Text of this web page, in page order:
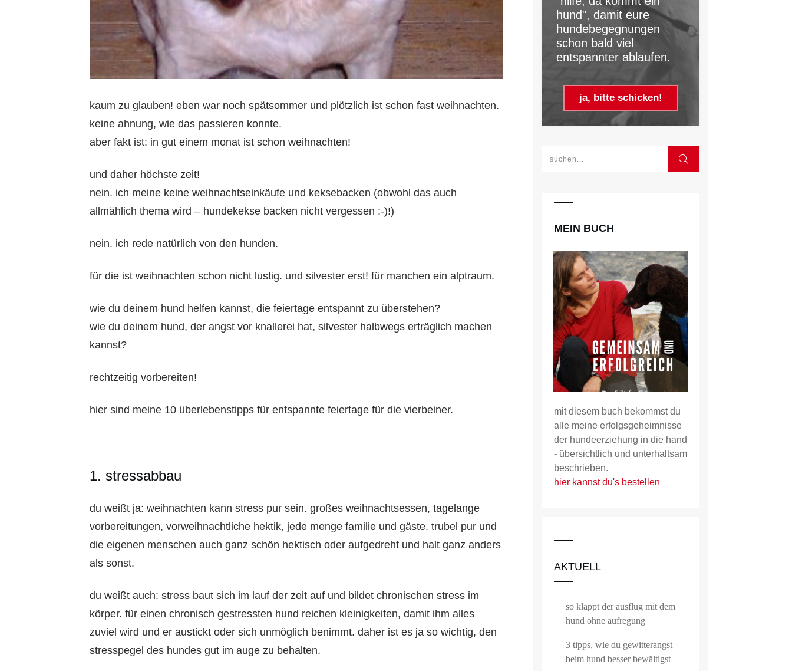
kaum zu glauben! eben war noch spätsommer und plötzlich ist schon fast weihnachten.
keine ahnung, wie das passieren konnte.
aber fakt ist: in gut einem monat ist schon weihnachten!
und daher höchste zeit!
nein. ich meine keine weihnachtseinkäufe und keksebacken (obwohl das auch
allmählich thema wird – hundekekse backen nicht vergessen :-)!)
nein. ich rede natürlich von den hunden.
für die ist weihnachten schon nicht lustig. und silvester erst! für manchen ein alptraum.
wie du deinem hund helfen kannst, die feiertage entspannt zu überstehen?
wie du deinem hund, der angst vor knallerei hat, silvester halbwegs erträglich machen
kannst?
rechtzeitig vorbereiten!
hier sind meine 10 überlebenstipps für entspannte feiertage für die vierbeiner.
1. stressabbau
du weißt ja: weihnachten kann stress pur sein. großes weihnachtsessen, tagelange
vorbereitungen, vorweihnachtliche hektik, jede menge familie und gäste. trubel pur und
die eigenen menschen auch ganz schön hektisch oder aufgedreht und halt ganz anders
als sonst.
du weißt auch: stress baut sich im lauf der zeit auf und bildet chronischen stress im
körper. für einen chronisch gestressten hund reichen kleinigkeiten, damit ihm alles
zuviel wird und er austickt oder sich unmöglich benimmt. daher ist es ja so wichtig, den
stresspegel des hundes gut im auge zu behalten.
hund", damit eure
hundebegegnungen
schon bald viel
entspannter ablaufen.
ja, bitte schicken!
MEIN BUCH
mit diesem buch bekommst du
alle meine erfolgsgeheimnisse
der hundeerziehung in die hand
- übersichtlich und unterhaltsam
beschrieben.
hier kannst du's bestellen
AKTUELL
so klappt der ausflug mit dem
hund ohne aufregung
3 tipps, wie du gewitterangst
beim hund besser bewältigst